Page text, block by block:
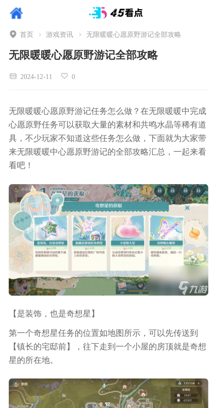
首页 游戏资讯 无限暖暖心愿原野游记全部攻略
无限暖暖心愿原野游记全部攻略
2024-12-11 0
无限暖暖心愿原野游记任务怎么做？在无限暖暖中完成
心愿原野任务可以获取大量的素材和共鸣水晶等稀有道
具，不少玩家不知道这些任务怎么做，下面就为大家带
来无限暖暖中心愿原野游记的全部攻略汇总，一起来看
看吧！
【是装饰，也是奇想星】
第一个奇想星任务的位置如地图所示，可以先传送到
【镇长的宅邸前】，往下走到一个小屋的房顶就是奇想
星的所在地。